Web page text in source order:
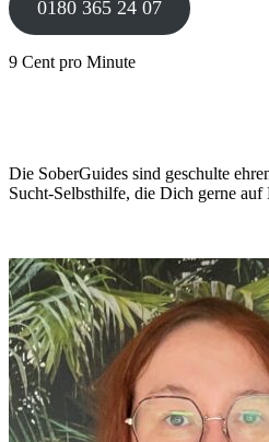
0180 365 24 07
9 Cent pro Minute
Die SoberGuides sind geschulte
Sucht-Selbsthilfe, die Dich gerne auf